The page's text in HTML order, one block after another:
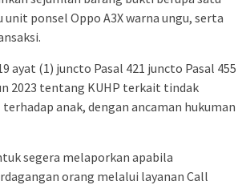
ponsel Oppo A3X warna ungu, serta
ayat (1) juncto Pasal 421 juncto Pasal 455
2023 tentang KUHP terkait tindak
anak, dengan ancaman hukuman
segera melaporkan apabila
orang melalui layanan Call